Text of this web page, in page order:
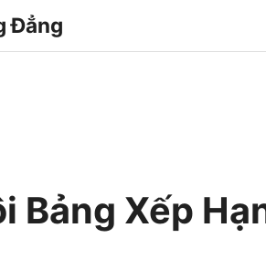
Đẳng
Bảng Xếp